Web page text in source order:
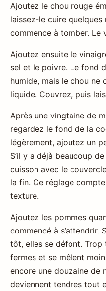
Ajoutez le chou rouge
laissez-le cuire quelques
commence à tomber. Le
Ajoutez ensuite le
sel et le poivre. Le fond
humide, mais le chou ne
liquide. Couvrez, puis
Après une vingtaine de
regardez le fond de la
légèrement, ajoutez un
S’il y a déjà beaucoup
cuisson avec le
la fin. Ce réglage
texture.
Ajoutez les pommes
commencé à s’attendrir.
tôt, elles se défont. Trop
fermes et se mêlent
encore une douzaine de
deviennent tendres tout